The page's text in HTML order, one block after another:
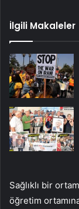
İlgili Makaleler
Sağlıklı bir
öğretim